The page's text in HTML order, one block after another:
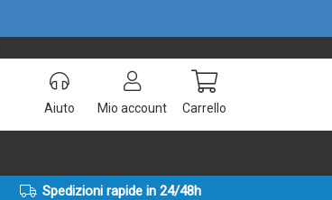
Aiuto Mio account Carrello
Spedizioni rapide in 24/48h